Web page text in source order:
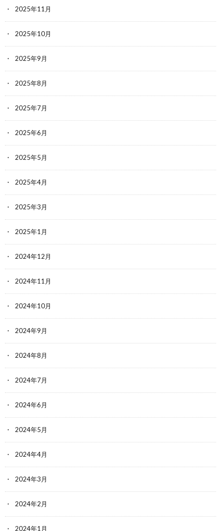
2025年11月
2025年10月
2025年9月
2025年8月
2025年7月
2025年6月
2025年5月
2025年4月
2025年3月
2025年1月
2024年12月
2024年11月
2024年10月
2024年9月
2024年8月
2024年7月
2024年6月
2024年5月
2024年4月
2024年3月
2024年2月
2024年1月